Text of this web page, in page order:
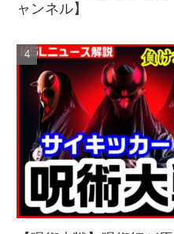
ャンネル】